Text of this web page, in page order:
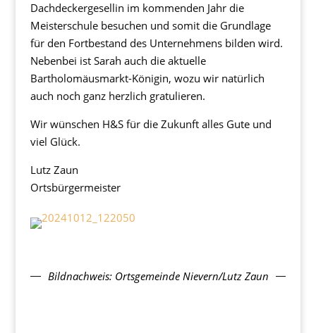
Dachdeckergesellin im kommenden Jahr die
Meisterschule besuchen und somit die Grundlage
für den Fortbestand des Unternehmens bilden wird.
Nebenbei ist Sarah auch die aktuelle
Bartholomäusmarkt-Königin, wozu wir natürlich
auch noch ganz herzlich gratulieren.
Wir wünschen H&S für die Zukunft alles Gute und
viel Glück.
Lutz Zaun
Ortsbürgermeister
Bildnachweis: Ortsgemeinde Nievern/Lutz Zaun